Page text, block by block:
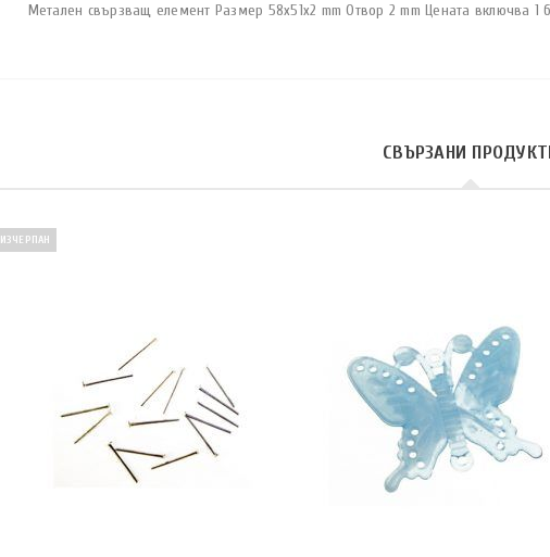
Метален свързващ елемент Размер 58x51x2 mm Отвор 2 mm Цената включва 1
СВЪРЗАНИ
ИЗЧЕРПАН